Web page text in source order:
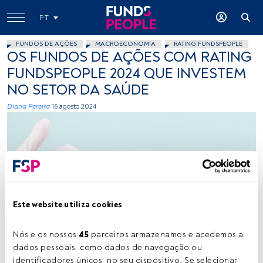
Este website utiliza cookies
Nós e os nossos 45 parceiros armazenamos e acedemos a
dados pessoais, como dados de navegação ou
identificadores únicos, no seu dispositivo. Se selecionar
PT
FUNDOS DE AÇÕES MACROECONOMIA RATING FUNDSPEOPLE
OS FUNDOS DE AÇÕES COM RATING
FUNDSPEOPLE 2024 QUE INVESTEM
NO SETOR DA SAÚDE
Diana Pereira 16 agosto 2024
Tempo de leitura:2 min.